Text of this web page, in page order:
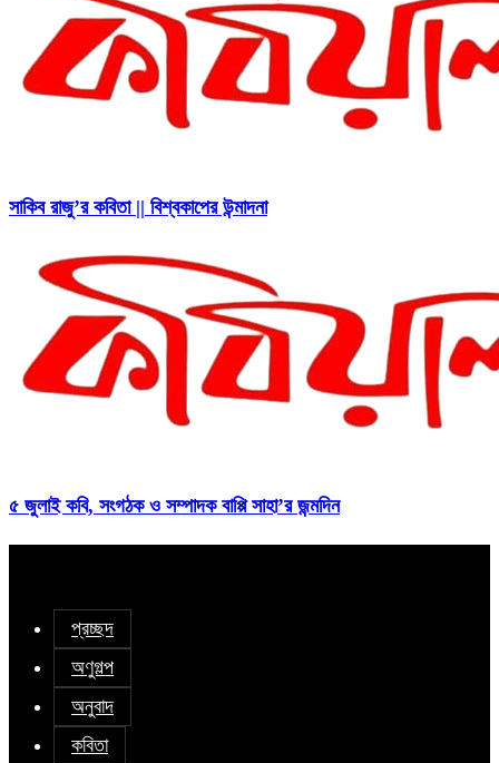
সাকিব রাজু’র কবিতা || বিশ্বকাপের উন্মাদনা
৫ জুলাই কবি, সংগঠক ও সম্পাদক বাপ্পি সাহা’র জন্মদিন
প্রচ্ছদ
অণুগল্প
অনুবাদ
কবিতা